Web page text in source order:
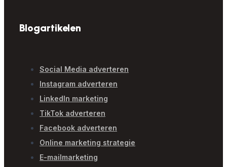
Blogartikelen
Social Media adverteren
Instagram adverteren
LinkedIn marketing
TikTok adverteren
Facebook adverteren
Online marketing strategie
E-mailmarketing